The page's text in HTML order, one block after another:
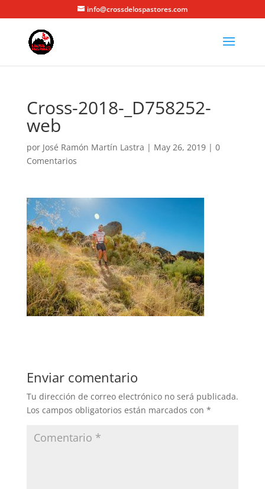
info@crossdelospastores.com
Cross-2018-_D758252-
web
por José Ramón Martín Lastra | May 26, 2019| 0
Comentarios
Enviar comentario
Tu dirección de correo electrónico no será publicada.
Los campos obligatorios están marcados con *